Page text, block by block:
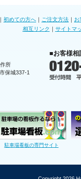
初めての方へ ｜ ご注文方法 ｜ お
相互リンク ｜ サイトマ
所
保城337-1
■お客様相
駐車場看板の専門サイト